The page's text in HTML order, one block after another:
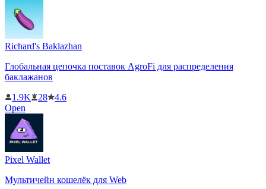
Richard's Baklazhan
Глобальная цепочка поставок AgroFi для распределения
баклажанов
1.9K
28
4.6
Open
Pixel Wallet
Мультичейн кошелёк для Web